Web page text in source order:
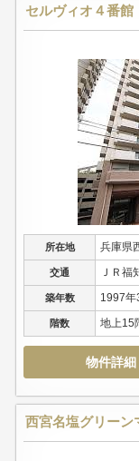
セルヴィオ４番館
所在地 兵庫県
交通 ＪＲ福
築年数 1997年
階数 地上15
物件詳細
西宮名塩グリーン